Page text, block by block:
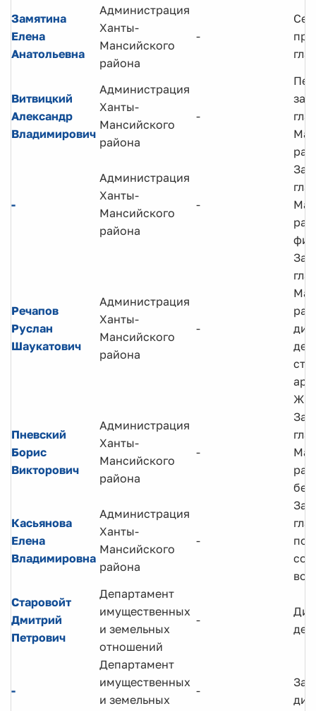
Замятина
Елена
Анатольевна
Администрация
Ханты-
Мансийского
района
-
Витвицкий
Александр
Владимирович
Администрация
Ханты-
Мансийского
района
-
-
Администрация
Ханты-
Мансийского
района
-
Речапов
Руслан
Шаукатович
Администрация
Ханты-
Мансийского
района
-
Пневский
Борис
Викторович
Администрация
Ханты-
Мансийского
района
-
Касьянова
Елена
Владимировна
Администрация
Ханты-
Мансийского
района
-
по
Старовойт
Дмитрий
Петрович
Департамент
имущественных
и земельных
отношений
-
-
Департамент
имущественных
и земельных
-